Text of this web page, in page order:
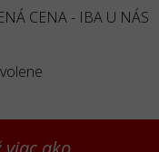
CENA - IBA U NÁS